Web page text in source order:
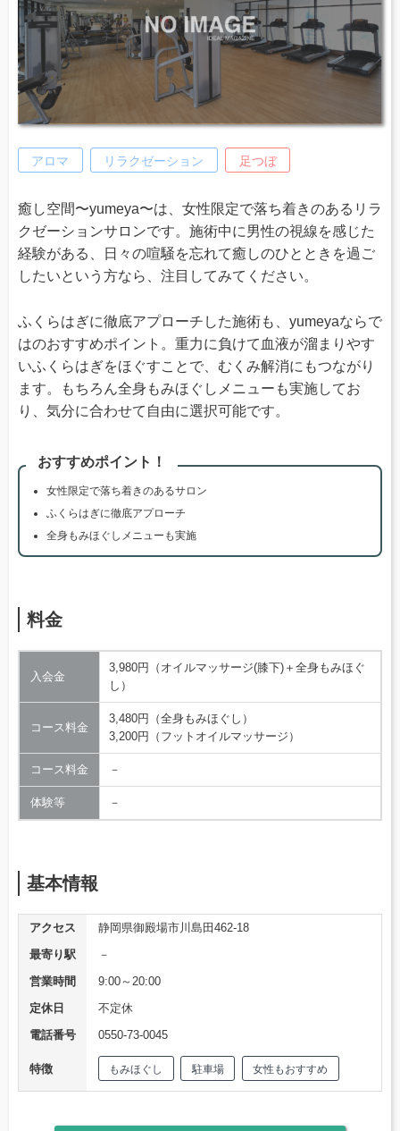
アロマ リラクゼーション 足つぼ
癒し空間〜yumeya〜は、女性限定で落ち着きのあるリラ
クゼーションサロンです。施術中に男性の視線を感じた
経験がある、日々の喧騒を忘れて癒しのひとときを過ご
したいという方なら、注目してみてください。
ふくらはぎに徹底アプローチした施術も、yumeyaならで
はのおすすめポイント。重力に負けて血液が溜まりやす
いふくらはぎをほぐすことで、むくみ解消にもつながり
ます。もちろん全身もみほぐしメニューも実施してお
り、気分に合わせて自由に選択可能です。
おすすめポイント！
女性限定で落ち着きのあるサロン
ふくらはぎに徹底アプローチ
全身もみほぐしメニューも実施
料金
入会金
3,980円（オイルマッサージ(膝下)＋全身もみほぐ
し）
コース料金
3,480円（全身もみほぐし）
3,200円（フットオイルマッサージ）
コース料金 －
体験等 －
基本情報
アクセス
静岡県御殿場市川島田462-18
最寄り駅
－
営業時間
9:00～20:00
定休日
不定休
電話番号
0550-73-0045
特徴 もみほぐし 駐車場 女性もおすすめ